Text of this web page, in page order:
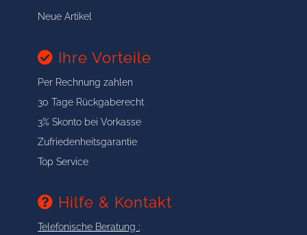
Neue Artikel
Ihre Vorteile
Per Rechnung zahlen
30 Tage Rückgaberecht
3% Skonto bei Vorkasse
Zufriedenheitsgarantie
Top Service
Hilfe & Kontakt
Telefonische Beratung :